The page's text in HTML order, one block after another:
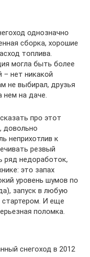
однозначно
сборка, хорошие
топлива.
могла быть более
нет никакой
не выбирал, друзья
нем на даче.
про этот
довольно
неприхотлив к
резвый
ряд недоработок,
это запах
уровень шумов по
запуск в любую
И еще
поломка.
снегоход в 2012